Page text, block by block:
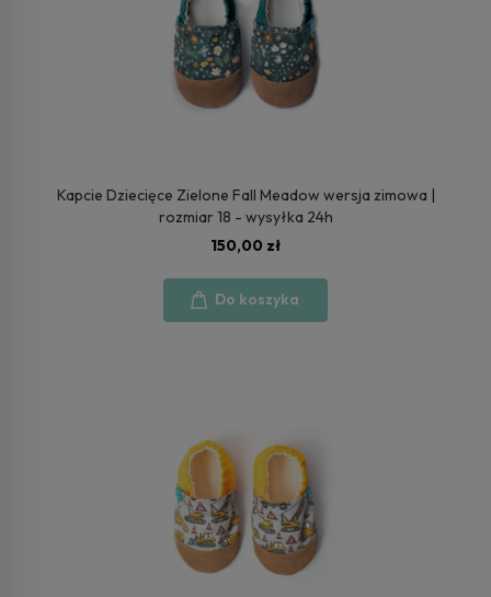
Kapcie Dziecięce Zielone Fall Meadow wersja zimowa |
rozmiar 18 - wysyłka 24h
150,00 zł
Do koszyka